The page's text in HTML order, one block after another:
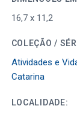
16,7 x 11,2
COLEÇÃO /
Atividades e
Catarina
LOCALIDADE: